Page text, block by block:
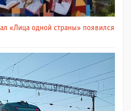
«Лица одной страны» появился